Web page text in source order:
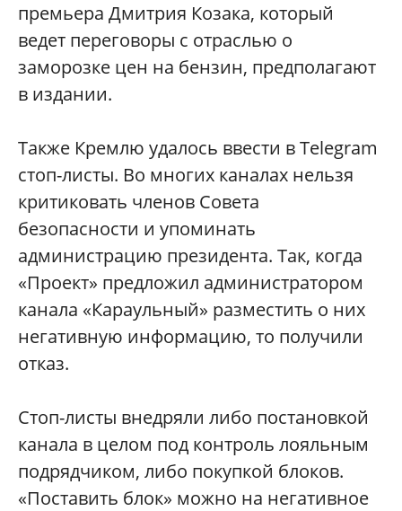
премьера Дмитрия Козака, который
ведет переговоры с отраслью о
заморозке цен на бензин, предполагают
в издании.
Также Кремлю удалось ввести в Telegram
стоп-листы. Во многих каналах нельзя
критиковать членов Совета
безопасности и упоминать
администрацию президента. Так, когда
«Проект» предложил администратором
канала «Караульный» разместить о них
негативную информацию, то получили
отказ.
Стоп-листы внедряли либо постановкой
канала в целом под контроль лояльным
подрядчиком, либо покупкой блоков.
«Поставить блок» можно на негативное